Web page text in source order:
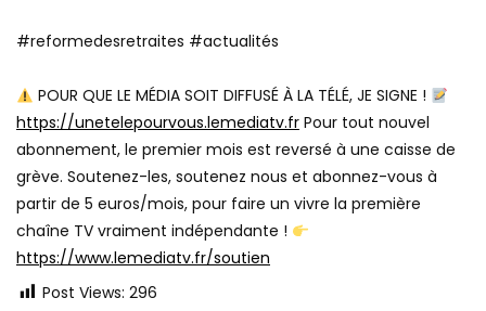
#reformedesretraites #actualités
POUR QUE LE MÉDIA SOIT DIFFUSÉ À LA TÉLÉ, JE SIGNE !
https://unetelepourvous.lemediatv.fr Pour tout nouvel
abonnement, le premier mois est reversé à une caisse de
grève. Soutenez-les, soutenez nous et abonnez-vous à
partir de 5 euros/mois, pour faire un vivre la première
chaîne TV vraiment indépendante !
https://www.lemediatv.fr/soutien
Post Views: 296